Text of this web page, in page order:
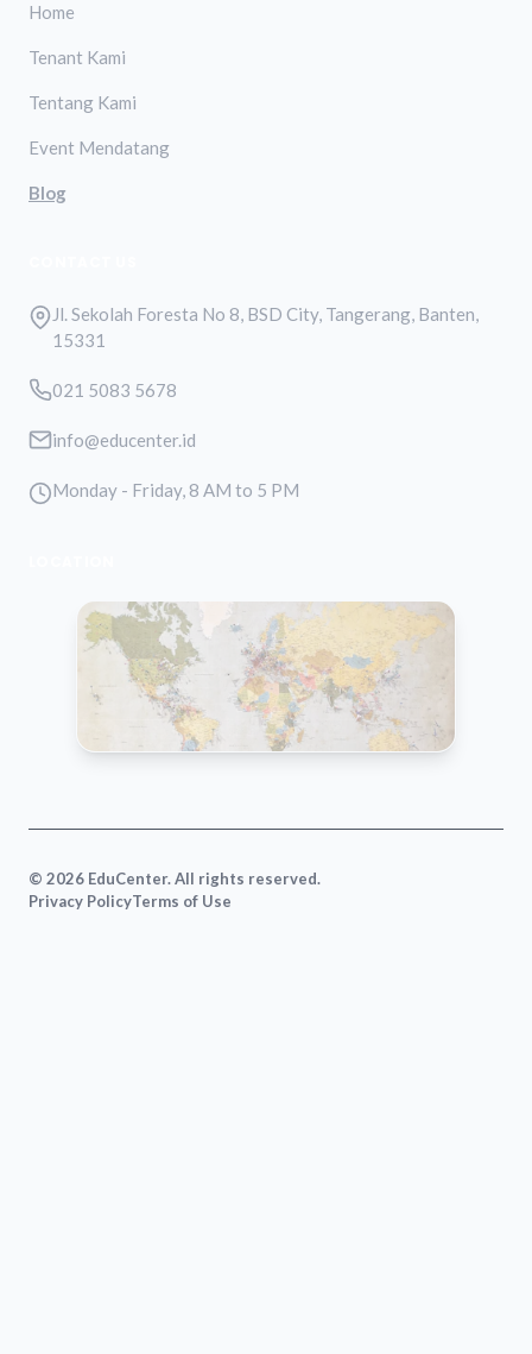
Home
Tenant Kami
Tentang Kami
Event Mendatang
Blog
Jl. Sekolah Foresta No 8, BSD City, Tangerang, Banten,
15331
021 5083 5678
info@educenter.id
Monday - Friday, 8 AM to 5 PM
© 2026 EduCenter. All rights reserved.
Privacy PolicyTerms of Use